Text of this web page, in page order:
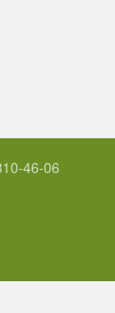
46-06